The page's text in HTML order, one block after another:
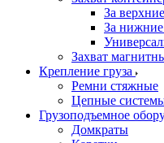
За
За
Захват
Крепление груза
Ремни стяжные
Цепные
Грузоподъемное
Домкраты